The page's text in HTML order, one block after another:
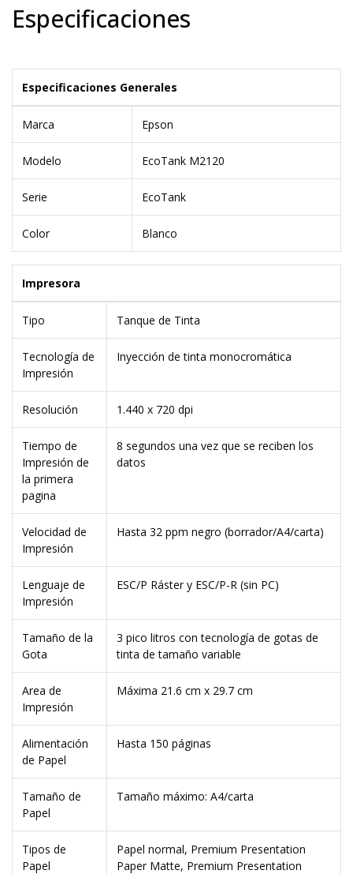
Especificaciones
Especificaciones Generales
Marca Epson
Modelo EcoTank M2120
Serie EcoTank
Color Blanco
Impresora
Tipo Tanque de Tinta
Tecnología de
Impresión
Inyección de tinta monocromática
Resolución 1.440 x 720 dpi
Tiempo de
Impresión de
la primera
pagina
8 segundos una vez que se reciben los
datos
Velocidad de
Impresión
Hasta 32 ppm negro (borrador/A4/carta)
Lenguaje de
Impresión
ESC/P Ráster y ESC/P-R (sin PC)
Tamaño de la
Gota
3 pico litros con tecnología de gotas de
tinta de tamaño variable
Area de
Impresión
Máxima 21.6 cm x 29.7 cm
Alimentación
de Papel
Hasta 150 páginas
Tamaño de
Papel
Tamaño máximo: A4/carta
Tipos de
Papel
Papel normal, Premium Presentation
Paper Matte, Premium Presentation